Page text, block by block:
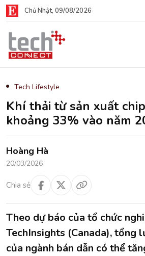
Chủ Nhật, 09/08/2026
Tech Lifestyle
Khí thải từ sản xuất
khoảng 33% vào năm
Hoàng Hà
20/03/2026
Chia sẻ
Theo dự báo của tổ chức
TechInsights (Canada), tổng
của ngành bán dẫn có thể